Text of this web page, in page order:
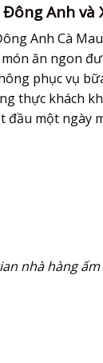
Anh và
Anh Cà
ăn ngon
phục vụ
thực khách
một ngày
nhà hàng